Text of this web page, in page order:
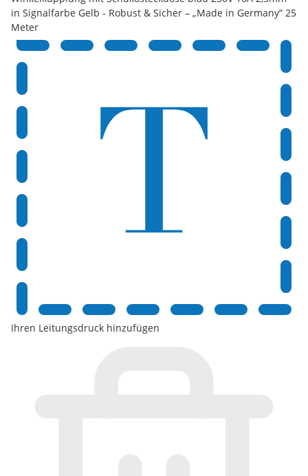
in Signalfarbe Gelb - Robust & Sicher – „Made in Germany“ 25
Meter
Ihren Leitungsdruck hinzufügen